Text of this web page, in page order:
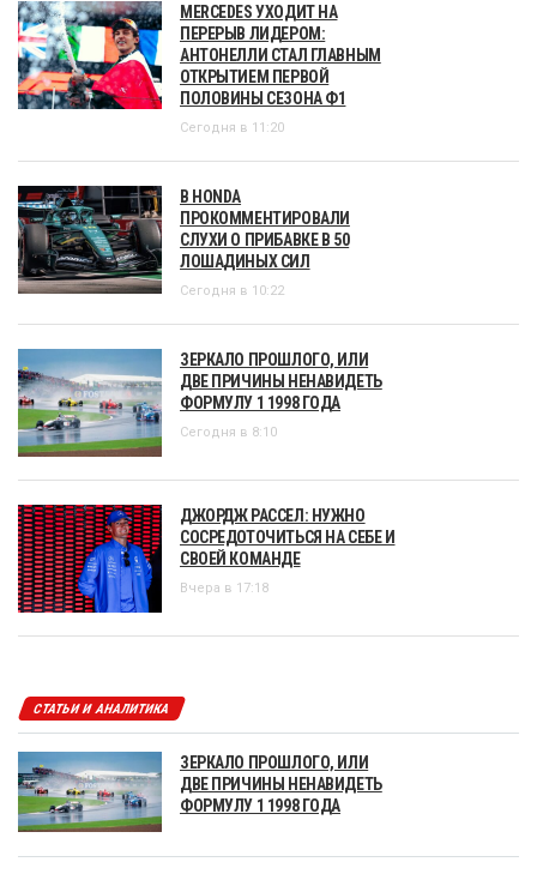
MERCEDES УХОДИТ НА
ПЕРЕРЫВ ЛИДЕРОМ:
АНТОНЕЛЛИ СТАЛ ГЛАВНЫМ
ОТКРЫТИЕМ ПЕРВОЙ
ПОЛОВИНЫ СЕЗОНА Ф1
Сегодня в 11:20
В HONDA
ПРОКОММЕНТИРОВАЛИ
СЛУХИ О ПРИБАВКЕ В 50
ЛОШАДИНЫХ СИЛ
Сегодня в 10:22
ЗЕРКАЛО ПРОШЛОГО, ИЛИ
ДВЕ ПРИЧИНЫ НЕНАВИДЕТЬ
ФОРМУЛУ 1 1998 ГОДА
Сегодня в 8:10
ДЖОРДЖ РАССЕЛ: НУЖНО
СОСРЕДОТОЧИТЬСЯ НА СЕБЕ И
СВОЕЙ КОМАНДЕ
Вчера в 17:18
СТАТЬИ И АНАЛИТИКА
ЗЕРКАЛО ПРОШЛОГО, ИЛИ
ДВЕ ПРИЧИНЫ НЕНАВИДЕТЬ
ФОРМУЛУ 1 1998 ГОДА